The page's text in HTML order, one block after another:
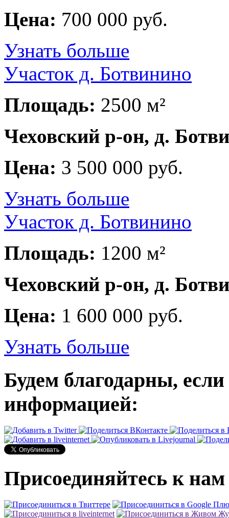
Цена: 700 000 руб.
Узнать больше
Участок д. Ботвинино
Площадь: 2500 м²
Чеховский р-он, д.
Цена: 3 500 000 руб.
Узнать больше
Участок д. Ботвинино
Площадь: 1200 м²
Чеховский р-он, д.
Цена: 1 600 000 руб.
Узнать больше
Будем благодарны,
информацией:
Присоединяйтесь к нам